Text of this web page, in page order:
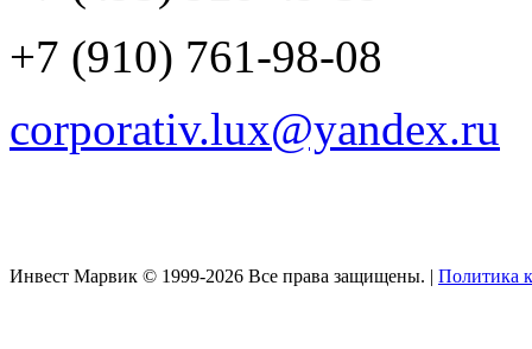
+7 (910) 761-98-08
corporativ.lux@yandex.ru
Инвест Марвик © 1999-2026 Все права защищены. | Политика